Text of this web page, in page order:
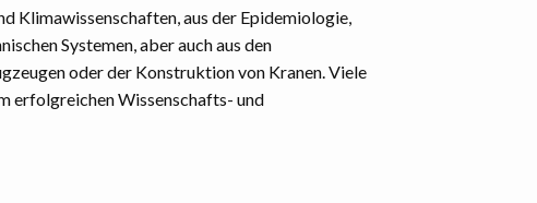
Klimawissenschaften, aus der Epidemiologie,
Systemen, aber auch aus den
oder der Konstruktion von Kranen. Viele
erfolgreichen Wissenschafts- und